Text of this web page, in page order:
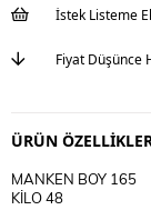
İstek Listeme
Fiyat Düşünce
ÜRÜN
MANKEN BOY 165
KİLO 48